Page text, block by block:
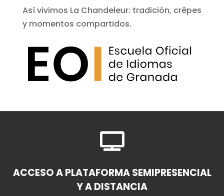
Así vivimos La Chandeleur: tradición, crêpes
y momentos compartidos.

ACCESO A PLATAFORMA SEMIPRESENCIAL
Y A DISTANCIA